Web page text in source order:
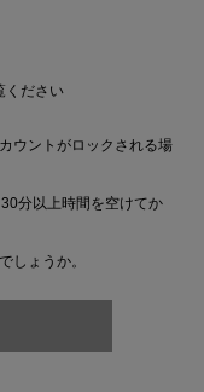
ください
ウントがロックされる場
分以上時間を空けてか
しょうか。